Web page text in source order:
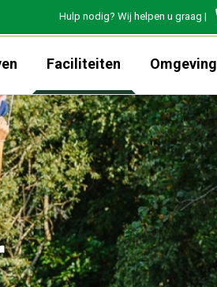
Hulp nodig? Wij helpen u graag |
Faciliteiten Omgeving